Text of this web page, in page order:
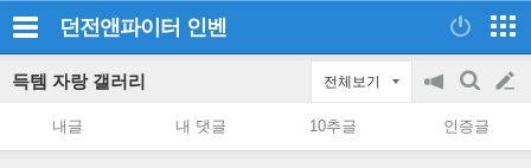
던전앤파이터 인벤
득템 자랑 갤러리 전체보기
공
on/off
검
색
글
쓰
내글 내 댓글 10추글 인증글